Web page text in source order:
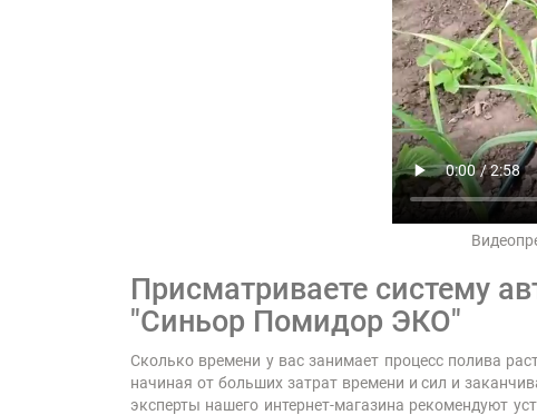
Присматриваете систему
"Синьор Помидор ЭКО"
Сколько времени у вас занимает процесс полива
начиная от больших затрат времени и сил и
эксперты нашего интернет-магазина рекомендуют